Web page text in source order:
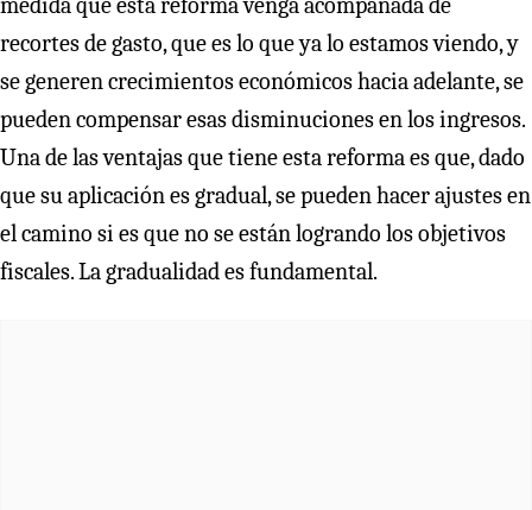
recortes de gasto, que es lo que ya lo estamos viendo, y
se generen crecimientos económicos hacia adelante, se
pueden compensar esas disminuciones en los ingresos.
Una de las ventajas que tiene esta reforma es que, dado
que su aplicación es gradual, se pueden hacer ajustes en
el camino si es que no se están logrando los objetivos
fiscales. La gradualidad es fundamental.